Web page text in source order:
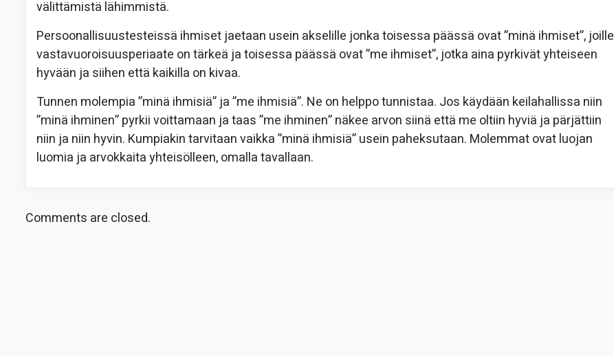
välittämistä lähimmistä.
Persoonallisuustesteissä ihmiset jaetaan usein akselille jonka toisessa päässä ovat ”minä ihmiset”, joille
vastavuoroisuusperiaate on tärkeä ja toisessa päässä ovat ”me ihmiset”, jotka aina pyrkivät yhteiseen
hyvään ja siihen että kaikilla on kivaa.
Tunnen molempia ”minä ihmisiä” ja ”me ihmisiä”. Ne on helppo tunnistaa. Jos käydään keilahallissa niin
”minä ihminen” pyrkii voittamaan ja taas ”me ihminen” näkee arvon siinä että me oltiin hyviä ja pärjättiin
niin ja niin hyvin. Kumpiakin tarvitaan vaikka ”minä ihmisiä” usein paheksutaan. Molemmat ovat luojan
luomia ja arvokkaita yhteisölleen, omalla tavallaan.
Comments are closed.